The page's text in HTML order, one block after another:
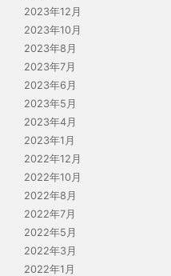
2023年12月
2023年10月
2023年8月
2023年7月
2023年6月
2023年5月
2023年4月
2023年1月
2022年12月
2022年10月
2022年8月
2022年7月
2022年5月
2022年3月
2022年1月